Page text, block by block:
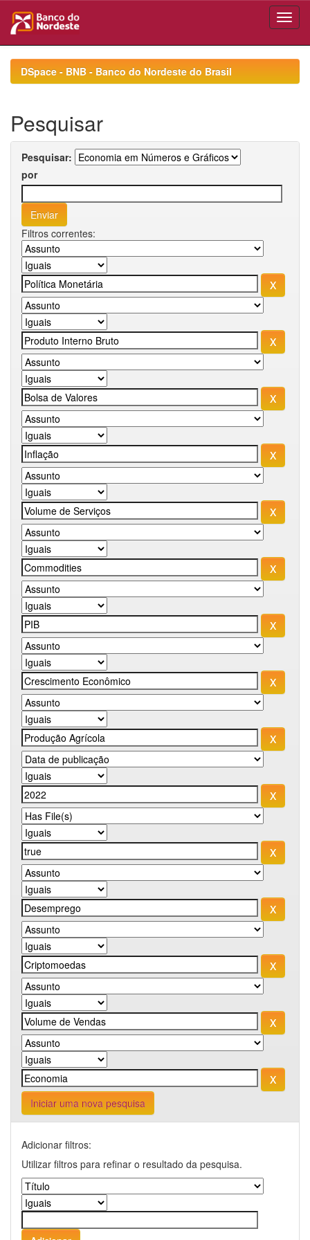
navigationDSpace - BNB - Banco do Nordeste do Brasil
Pesquisar
Pesquisar:
por
Filtros correntes:
Iniciar uma nova pesquisa
Adicionar filtros:
Utilizar filtros para refinar o resultado da pesquisa.